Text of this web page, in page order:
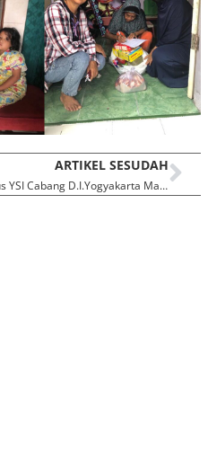
ARTIKEL SESUDAH
Pelantikan Pengurus YSI Cabang D.I.Yogyakarta Masa Bhakti 2023 – 2028